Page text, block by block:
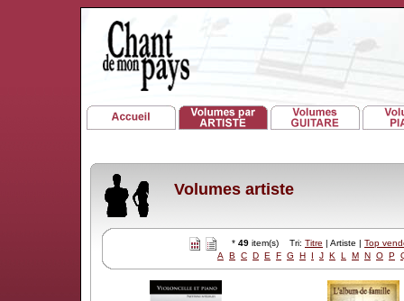
Volumes artiste
* 49 item(s) Tri: Titre | Artiste | Top
A
B C D E F G H I J K L M N O P